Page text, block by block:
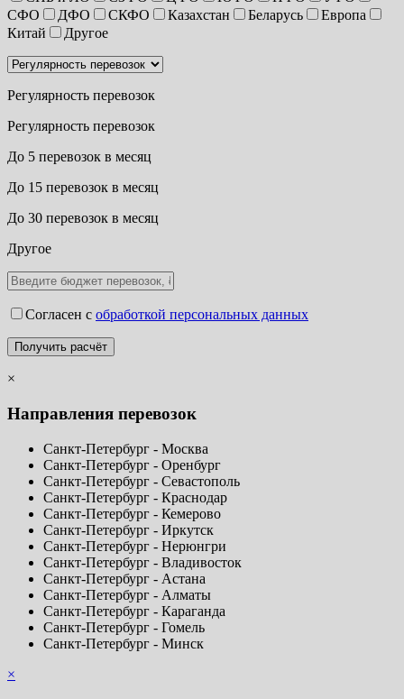
СФО
ДФО СКФО Казахстан Беларусь
Европа
Китай
Другое
Регулярность перевозок
Регулярность перевозок
До 5 перевозок в месяц
До 15 перевозок в месяц
До 30 перевозок в месяц
Другое
Согласен с обработкой персональных данных
×
Направления перевозок
Санкт-Петербург - Москва
Санкт-Петербург - Оренбург
Санкт-Петербург - Севастополь
Санкт-Петербург - Краснодар
Санкт-Петербург - Кемерово
Санкт-Петербург - Иркутск
Санкт-Петербург - Нерюнгри
Санкт-Петербург - Владивосток
Санкт-Петербург - Астана
Санкт-Петербург - Алматы
Санкт-Петербург - Караганда
Санкт-Петербург - Гомель
Санкт-Петербург - Минск
×